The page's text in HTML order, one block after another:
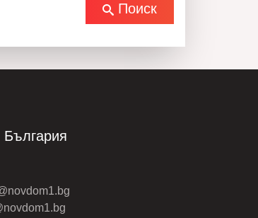
Поиск